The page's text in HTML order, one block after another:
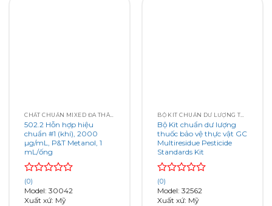
CHẤT CHUẨN MIXED ĐA THÀNH PHẦN (MULTI-COMPONENT)
502.2 Hỗn hợp hiệu
chuẩn #1 (khí), 2000
µg/mL, P&T Metanol, 1
mL/ống
Rated
0
out
(0)
Model: 30042
Xuất xứ: Mỹ
BỘ KIT CHUẨN DƯ LƯỢNG THUỐC BẢO VỆ THỰC VẬT
Bộ Kit chuẩn dư lượng
thuốc bảo vệ thực vật GC
Multiresidue Pesticide
Standards Kit
Rated
0
out
(0)
Model: 32562
Xuất xứ: Mỹ